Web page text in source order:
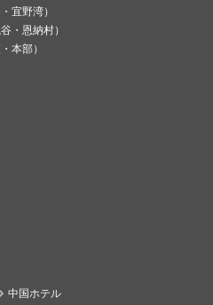
宜野湾）
・恩納村）
本部）
中国ホテル